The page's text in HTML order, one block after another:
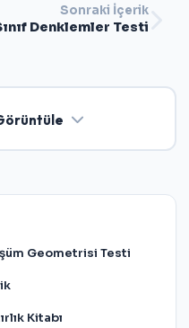
Sonraki İçerik
Denklemler Testi
Geometrisi Testi
Kitabı